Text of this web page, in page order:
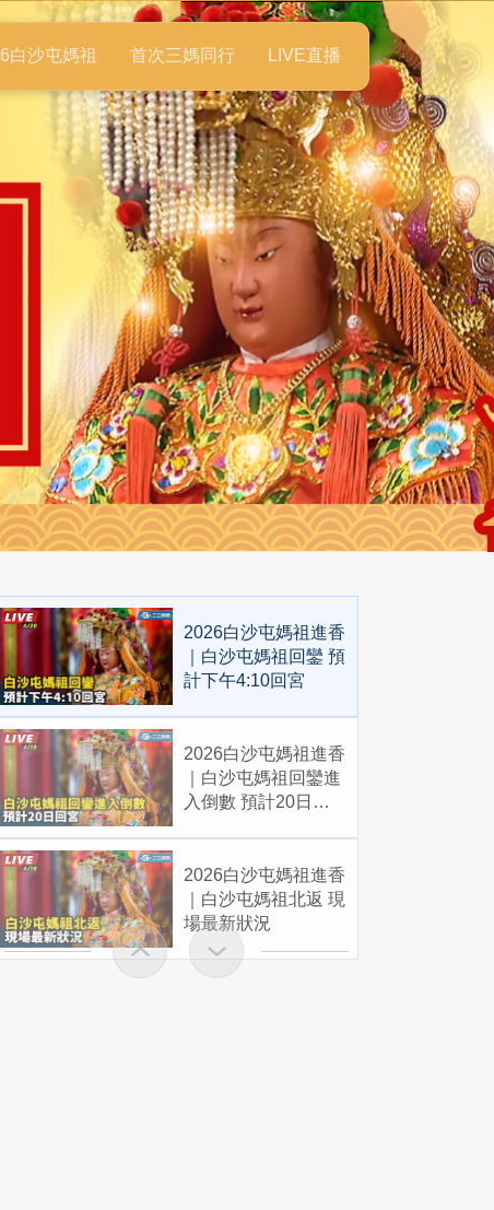
白沙屯媽祖 首次三媽同行 LIVE直播
2026白沙屯媽祖進香
｜白沙屯媽祖回鑾 預
計下午4:10回宮
2026白沙屯媽祖進香
｜白沙屯媽祖回鑾進
入倒數 預計20日回
2026白沙屯媽祖進香
｜白沙屯媽祖北返 現
場最新狀況